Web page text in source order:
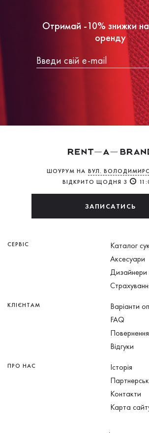
Отримай -10% знижки
оренду
ШОУРУМ НА ВУЛ.
ВІДКРИТО ЩОДНЯ З
ЗАПИСАТИСЬ
СЕРВІС
Каталог
Аксесуари
Дизайнери
КЛІЄНТАМ
Варіанти
FAQ
Повернення
Відгуки
ПРО НАС
Історія
Контакти
Карта